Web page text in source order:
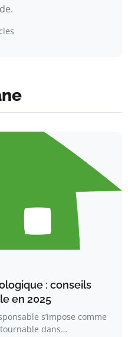
: conseils
en 2025
s’impose comme
dans…